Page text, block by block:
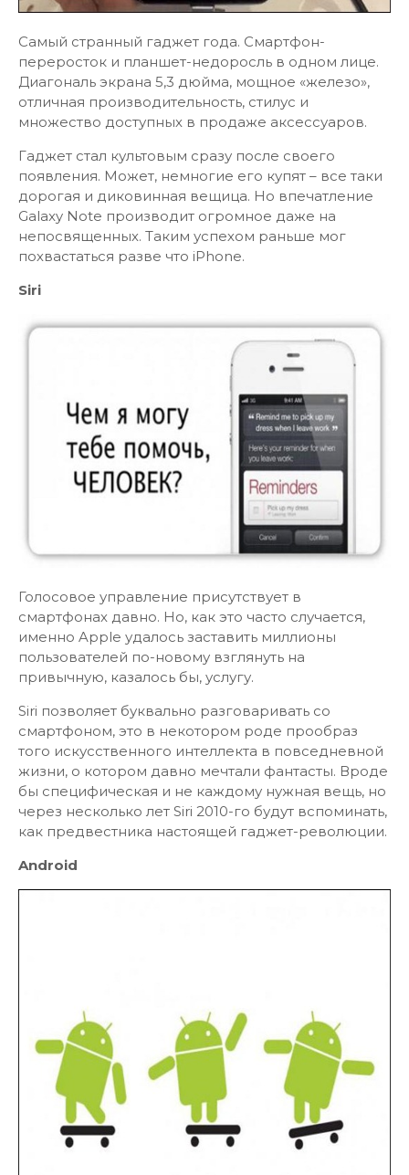
Самый странный гаджет года. Смартфон-
переросток и планшет-недоросль в одном лице.
Диагональ экрана 5,3 дюйма, мощное «железо»,
отличная производительность, стилус и
множество доступных в продаже аксессуаров.
Гаджет стал культовым сразу после своего
появления. Может, немногие его купят – все таки
дорогая и диковинная вещица. Но впечатление
Galaxy Note производит огромное даже на
непосвященных. Таким успехом раньше мог
похвастаться разве что iPhone.
Siri
Голосовое управление присутствует в
смартфонах давно. Но, как это часто случается,
именно Apple удалось заставить миллионы
пользователей по-новому взглянуть на
привычную, казалось бы, услугу.
Siri позволяет буквально разговаривать со
смартфоном, это в некотором роде прообраз
того искусственного интеллекта в повседневной
жизни, о котором давно мечтали фантасты. Вроде
бы специфическая и не каждому нужная вещь, но
через несколько лет Siri 2010-го будут вспоминать,
как предвестника настоящей гаджет-революции.
Android